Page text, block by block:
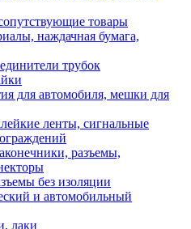
товары
наждачная бумага,
трубок
для автомобиля, мешки для
ленты, сигнальные
разъемы,
без изоляции
и автомобильный
лаки